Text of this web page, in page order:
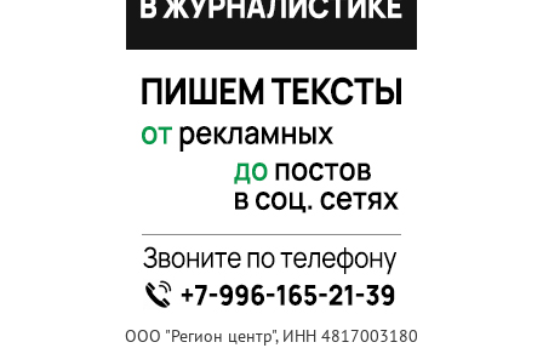
ООО "Регион центр", ИНН 4817003180